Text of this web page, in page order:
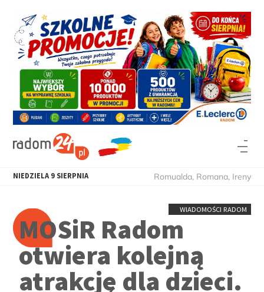
NIEDZIELA 9 SIERPNIA Romualda, Romana, Ireny
WIADOMOŚCI RADOM
MOSiR Radom
otwiera kolejną
atrakcję dla dzieci.